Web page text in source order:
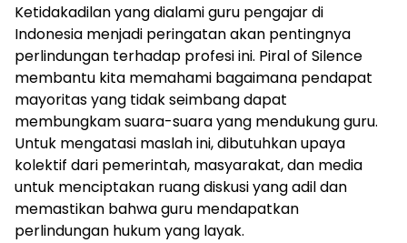
Ketidakadilan yang dialami guru pengajar di
Indonesia menjadi peringatan akan pentingnya
perlindungan terhadap profesi ini. Piral of Silence
membantu kita memahami bagaimana pendapat
mayoritas yang tidak seimbang dapat
membungkam suara-suara yang mendukung guru.
Untuk mengatasi maslah ini, dibutuhkan upaya
kolektif dari pemerintah, masyarakat, dan media
untuk menciptakan ruang diskusi yang adil dan
memastikan bahwa guru mendapatkan
perlindungan hukum yang layak.